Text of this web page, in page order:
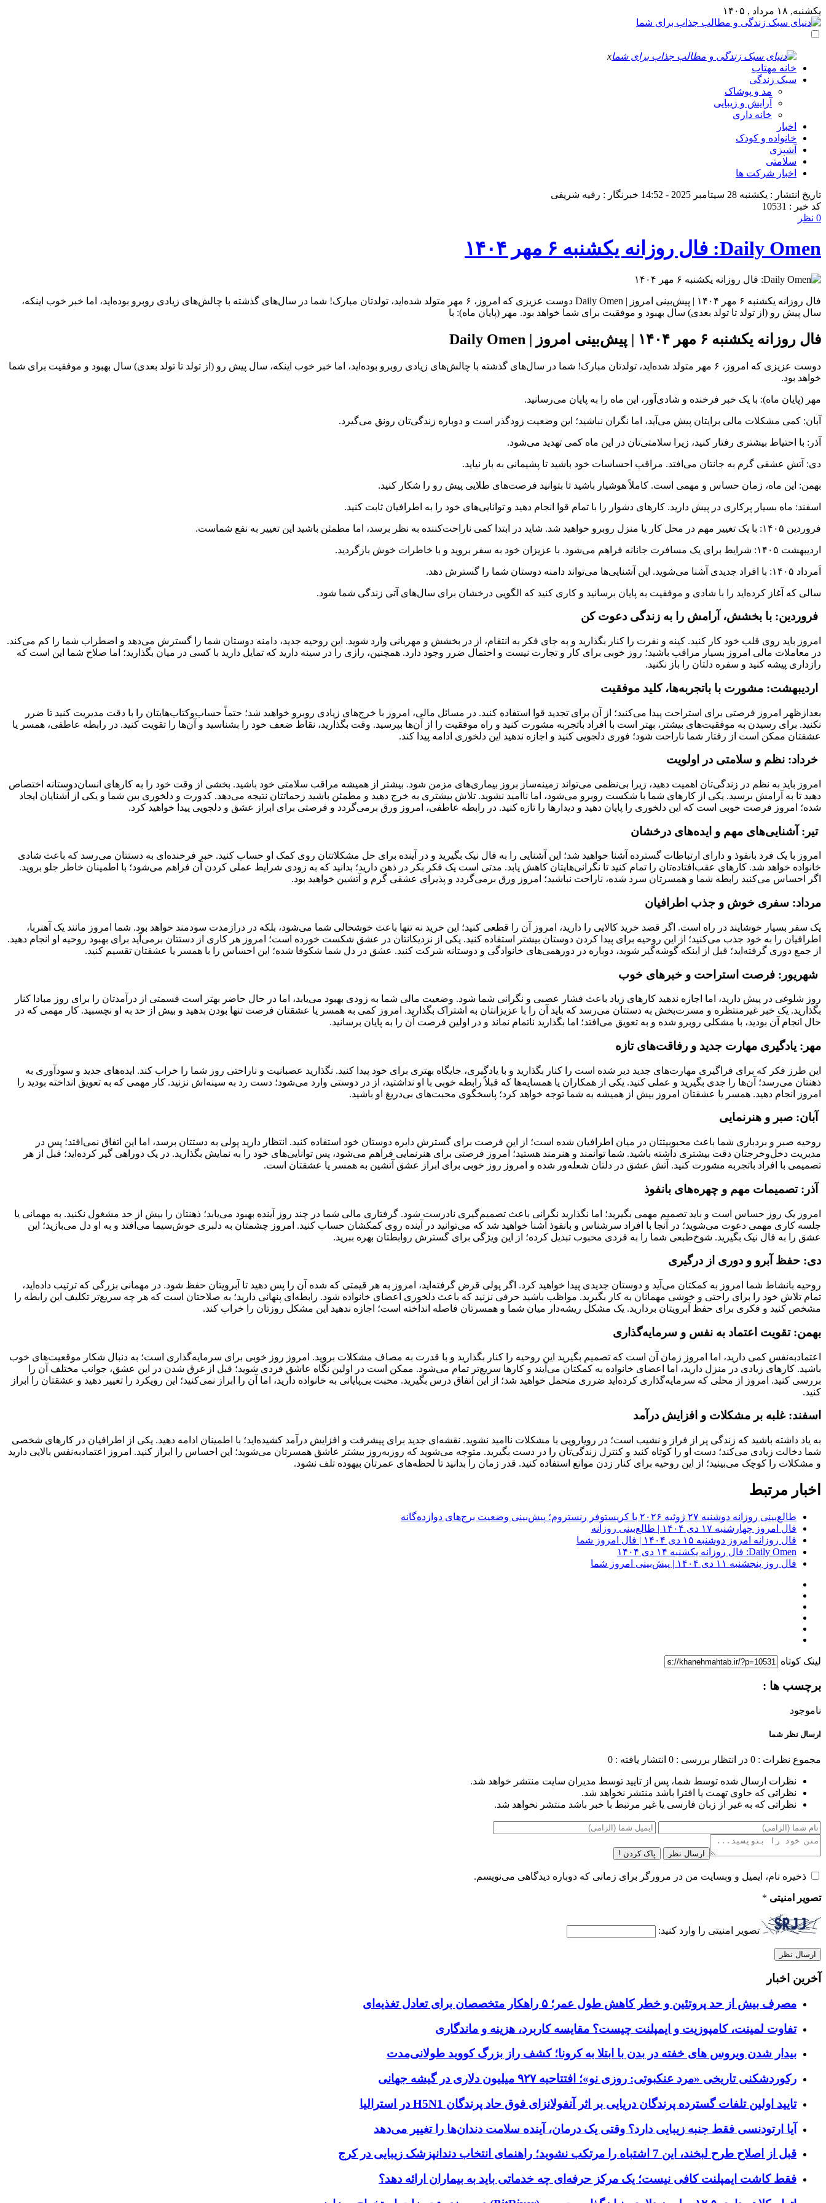
یکشنبه, ۱۸ مرداد , ۱۴۰۵
x
خانه مهتاب
سبک زندگی
مد و پوشاک
آرایش و زیبایی
خانه داری
اخبار
خانواده و کودک
آشپزی
سلامتی
اخبار شرکت ها
تاریخ انتشار : یکشنبه 28 سپتامبر 2025 - 14:52
خبرنگار : رقیه شریفی
کد خبر : 10531
0 نظر
Daily Omen: فال روزانه یکشنبه ۶ مهر ۱۴۰۴
فال روزانه یکشنبه ۶ مهر ۱۴۰۴ | پیش‌بینی امروز | Daily Omen دوست عزیزی که امروز، ۶ مهر متولد شده‌اید، تولدتان مبارک! شما در سال‌های گذشته با چالش‌های زیادی روبرو بوده‌اید، اما خبر خوب اینکه،
سال پیش رو (از تولد تا تولد بعدی) سال بهبود و موفقیت برای شما خواهد بود. مهر (پایان ماه): با
فال روزانه یکشنبه ۶ مهر ۱۴۰۴ | پیش‌بینی امروز | Daily Omen
دوست عزیزی که امروز، ۶ مهر متولد شده‌اید، تولدتان مبارک! شما در سال‌های گذشته با چالش‌های زیادی روبرو بوده‌اید، اما خبر خوب اینکه، سال پیش رو (از تولد تا تولد بعدی) سال بهبود و موفقیت برای شما
خواهد بود.
مهر (پایان ماه): با یک خبر فرخنده و شادی‌آور، این ماه را به پایان می‌رسانید.
آبان: کمی مشکلات مالی برایتان پیش می‌آید، اما نگران نباشید؛ این وضعیت زودگذر است و دوباره زندگی‌تان رونق می‌گیرد.
آذر: با احتیاط بیشتری رفتار کنید، زیرا سلامتی‌تان در این ماه کمی تهدید می‌شود.
دی: آتش عشقی گرم به جانتان می‌افتد. مراقب احساسات خود باشید تا پشیمانی به بار نیاید.
بهمن: این ماه، زمان حساس و مهمی است. کاملاً هوشیار باشید تا بتوانید فرصت‌های طلایی پیش رو را شکار کنید.
اسفند: ماه بسیار پرکاری در پیش دارید. کارهای دشوار را با تمام قوا انجام دهید و توانایی‌های خود را به اطرافیان ثابت کنید.
فروردین ۱۴۰۵: با یک تغییر مهم در محل کار یا منزل روبرو خواهید شد. شاید در ابتدا کمی ناراحت‌کننده به نظر برسد، اما مطمئن باشید این تغییر به نفع شماست.
اردیبهشت ۱۴۰۵: شرایط برای یک مسافرت جانانه فراهم می‌شود. با عزیزان خود به سفر بروید و با خاطرات خوش بازگردید.
اَمرداد ۱۴۰۵: با افراد جدیدی آشنا می‌شوید. این آشنایی‌ها می‌تواند دامنه دوستان شما را گسترش دهد.
سالی که آغاز کرده‌اید را با شادی و موفقیت به پایان برسانید و کاری کنید که الگویی درخشان برای سال‌های آتی زندگی شما شود.
فروردین: با بخشش، آرامش را به زندگی دعوت کن
امروز باید روی قلب خود کار کنید. کینه و نفرت را کنار بگذارید و به جای فکر به انتقام، از در بخشش و مهربانی وارد شوید. این روحیه جدید، دامنه دوستان شما را گسترش می‌دهد و اضطراب شما را کم می‌کند.
در معاملات مالی امروز بسیار مراقب باشید؛ روز خوبی برای کار و تجارت نیست و احتمال ضرر وجود دارد. همچنین، رازی را در سینه دارید که تمایل دارید با کسی در میان بگذارید؛ اما صلاح شما این است که
رازداری پیشه کنید و سفره دلتان را باز نکنید.
اردیبهشت: مشورت با باتجربه‌ها، کلید موفقیت
بعدازظهر امروز فرصتی برای استراحت پیدا می‌کنید؛ از آن برای تجدید قوا استفاده کنید. در مسائل مالی، امروز با خرج‌های زیادی روبرو خواهید شد؛ حتماً حساب‌وکتاب‌هایتان را با دقت مدیریت کنید تا ضرر
نکنید. برای رسیدن به موفقیت‌های بیشتر، بهتر است با افراد باتجربه مشورت کنید و راه موفقیت را از آن‌ها بپرسید. وقت بگذارید، نقاط ضعف خود را بشناسید و آن‌ها را تقویت کنید. در رابطه عاطفی، همسر یا
عشقتان ممکن است از رفتار شما ناراحت شود؛ فوری دلجویی کنید و اجازه ندهید این دلخوری ادامه پیدا کند.
خرداد: نظم و سلامتی در اولویت
امروز باید به نظم در زندگی‌تان اهمیت دهید، زیرا بی‌نظمی می‌تواند زمینه‌ساز بروز بیماری‌های مزمن شود. بیشتر از همیشه مراقب سلامتی خود باشید. بخشی از وقت خود را به کارهای انسان‌دوستانه اختصاص
دهید تا به آرامش برسید. یکی از کارهای شما با شکست روبرو می‌شود، اما ناامید نشوید. تلاش بیشتری به خرج دهید و مطمئن باشید زحماتتان نتیجه می‌دهد. کدورت و دلخوری بین شما و یکی از آشنایان ایجاد
شده؛ امروز فرصت خوبی است که این دلخوری را پایان دهید و دیدارها را تازه کنید. در رابطه عاطفی، امروز ورق برمی‌گردد و فرصتی برای ابراز عشق و دلجویی پیدا خواهید کرد.
تیر: آشنایی‌های مهم و ایده‌های درخشان
امروز با یک فرد بانفوذ و دارای ارتباطات گسترده آشنا خواهید شد؛ این آشنایی را به فال نیک بگیرید و در آینده برای حل مشکلاتتان روی کمک او حساب کنید. خبر فرخنده‌ای به دستتان می‌رسد که باعث شادی
خانواده خواهد شد. کارهای عقب‌افتاده‌تان را تمام کنید تا نگرانی‌هایتان کاهش یابد. مدتی است یک فکر بکر در ذهن دارید؛ بدانید که به زودی شرایط عملی کردن آن فراهم می‌شود؛ با اطمینان خاطر جلو بروید.
اگر احساس می‌کنید رابطه شما و همسرتان سرد شده، ناراحت نباشید؛ امروز ورق برمی‌گردد و پذیرای عشقی گرم و آتشین خواهید بود.
مرداد: سفری خوش و جذب اطرافیان
یک سفر بسیار خوشایند در راه است. اگر قصد خرید کالایی را دارید، امروز آن را قطعی کنید؛ این خرید نه تنها باعث خوشحالی شما می‌شود، بلکه در درازمدت سودمند خواهد بود. شما امروز مانند یک آهنربا،
اطرافیان را به خود جذب می‌کنید؛ از این روحیه برای پیدا کردن دوستان بیشتر استفاده کنید. یکی از نزدیکانتان در عشق شکست خورده است؛ امروز هر کاری از دستتان برمی‌آید برای بهبود روحیه او انجام دهید.
از جمع دوری گرفته‌اید؛ قبل از اینکه گوشه‌گیر شوید، دوباره در دورهمی‌های خانوادگی و دوستانه شرکت کنید. عشق در دل شما شکوفا شده؛ این احساس را با همسر یا عشقتان تقسیم کنید.
شهریور: فرصت استراحت و خبرهای خوب
روز شلوغی در پیش دارید، اما اجازه ندهید کارهای زیاد باعث فشار عصبی و نگرانی شما شود. وضعیت مالی شما به زودی بهبود می‌یابد، اما در حال حاضر بهتر است قسمتی از درآمدتان را برای روز مبادا کنار
بگذارید. یک خبر غیرمنتظره و مسرت‌بخش به دستتان می‌رسد که باید آن را با عزیزانتان به اشتراک بگذارید. امروز کمی به همسر یا عشقتان فرصت تنها بودن بدهید و بیش از حد به او نچسبید. کار مهمی که در
حال انجام آن بودید، با مشکلی روبرو شده و به تعویق می‌افتد؛ اما بگذارید ناتمام نماند و در اولین فرصت آن را به پایان برسانید.
مهر: یادگیری مهارت جدید و رفاقت‌های تازه
این طرز فکر که برای فراگیری مهارت‌های جدید دیر شده است را کنار بگذارید و با یادگیری، جایگاه بهتری برای خود پیدا کنید. نگذارید عصبانیت و ناراحتی روز شما را خراب کند. ایده‌های جدید و سودآوری به
ذهنتان می‌رسد؛ آن‌ها را جدی بگیرید و عملی کنید. یکی از همکاران یا همسایه‌ها که قبلاً رابطه خوبی با او نداشتید، از در دوستی وارد می‌شود؛ دست رد به سینه‌اش نزنید. کار مهمی که به تعویق انداخته بودید را
امروز انجام دهید. همسر یا عشقتان امروز بیش از همیشه به شما توجه خواهد کرد؛ پاسخگوی محبت‌های بی‌دریغ او باشید.
آبان: صبر و هنرنمایی
روحیه صبر و بردباری شما باعث محبوبیتتان در میان اطرافیان شده است؛ از این فرصت برای گسترش دایره دوستان خود استفاده کنید. انتظار دارید پولی به دستتان برسد، اما این اتفاق نمی‌افتد؛ پس در
مدیریت دخل‌وخرجتان دقت بیشتری داشته باشید. شما توانمند و هنرمند هستید؛ امروز فرصتی برای هنرنمایی فراهم می‌شود، پس توانایی‌های خود را به نمایش بگذارید. در یک دوراهی گیر کرده‌اید؛ قبل از هر
تصمیمی با افراد باتجربه مشورت کنید. آتش عشق در دلتان شعله‌ور شده و امروز روز خوبی برای ابراز عشق آتشین به همسر یا عشقتان است.
آذر: تصمیمات مهم و چهره‌های بانفوذ
امروز یک روز حساس است و باید تصمیم مهمی بگیرید؛ اما نگذارید نگرانی باعث تصمیم‌گیری نادرست شود. گرفتاری مالی شما در چند روز آینده بهبود می‌یابد؛ ذهنتان را بیش از حد مشغول نکنید. به مهمانی یا
جلسه کاری مهمی دعوت می‌شوید؛ در آنجا با افراد سرشناس و بانفوذ آشنا خواهید شد که می‌توانید در آینده روی کمکشان حساب کنید. امروز چشمتان به دلبری خوش‌سیما می‌افتد و به او دل می‌بازید؛ این
عشق را به فال نیک بگیرید. شوخ‌طبعی شما را به فردی محبوب تبدیل کرده؛ از این ویژگی برای گسترش روابطتان بهره ببرید.
دی: حفظ آبرو و دوری از درگیری
روحیه بانشاط شما امروز به کمکتان می‌آید و دوستان جدیدی پیدا خواهید کرد. اگر پولی قرض گرفته‌اید، امروز به هر قیمتی که شده آن را پس دهید تا آبرویتان حفظ شود. در مهمانی بزرگی که ترتیب داده‌اید،
تمام تلاش خود را برای راحتی و خوشی مهمانان به کار بگیرید. مواظب باشید حرفی نزنید که باعث دلخوری اعضای خانواده شود. رابطه‌ای پنهانی دارید؛ به صلاحتان است که هر چه سریع‌تر تکلیف این رابطه را
مشخص کنید و فکری برای حفظ آبرویتان بردارید. یک مشکل ریشه‌دار میان شما و همسرتان فاصله انداخته است؛ اجازه ندهید این مشکل روزتان را خراب کند.
بهمن: تقویت اعتماد به نفس و سرمایه‌گذاری
اعتمادبه‌نفس کمی دارید، اما امروز زمان آن است که تصمیم بگیرید این روحیه را کنار بگذارید و با قدرت به مصاف مشکلات بروید. امروز روز خوبی برای سرمایه‌گذاری است؛ به دنبال شکار موقعیت‌های خوب
باشید. کارهای زیادی در منزل دارید، اما اعضای خانواده به کمکتان می‌آیند و کارها سریع‌تر تمام می‌شود. ممکن است در اولین نگاه عاشق فردی شوید؛ قبل از غرق شدن در این عشق، جوانب مختلف آن را
بررسی کنید. امروز از محلی که سرمایه‌گذاری کرده‌اید ضرری متحمل خواهید شد؛ از این اتفاق درس بگیرید. محبت بی‌پایانی به خانواده دارید، اما آن را ابراز نمی‌کنید؛ این رویکرد را تغییر دهید و عشقتان را ابراز
کنید.
اسفند: غلبه بر مشکلات و افزایش درآمد
به یاد داشته باشید که زندگی پر از فراز و نشیب است؛ در رویارویی با مشکلات ناامید نشوید. نقشه‌ای جدید برای پیشرفت و افزایش درآمد کشیده‌اید؛ با اطمینان ادامه دهید. یکی از اطرافیان در کارهای شخصی
شما دخالت زیادی می‌کند؛ دست او را کوتاه کنید و کنترل زندگی‌تان را در دست بگیرید. متوجه می‌شوید که روزبه‌روز بیشتر عاشق همسرتان می‌شوید؛ این احساس را ابراز کنید. امروز اعتمادبه‌نفس بالایی دارید
و مشکلات را کوچک می‌بینید؛ از این روحیه برای کنار زدن موانع استفاده کنید. قدر زمان را بدانید تا لحظه‌های عمرتان بیهوده تلف نشود.
اخبار مرتبط
طالع‌بینی روزانه دوشنبه ۲۷ ژوئیه ۲۰۲۶ با کریستوفر رنستروم؛ پیش‌بینی وضعیت برج‌های دوازده‌گانه
فال امروز چهارشنبه ۱۷ دی ۱۴۰۴ | طالع‌بینی روزانه
فال روزانه امروز دوشنبه ۱۵ دی ۱۴۰۴ | فال امروز شما
Daily Omen: فال روزانه یکشنبه ۱۴ دی ۱۴۰۴
فال روز پنجشنبه ۱۱ دی ۱۴۰۴ | پیش‌بینی امروز شما
لینک کوتاه
برچسب ها :
ناموجود
ارسال نظر شما
مجموع نظرات : 0 در انتظار بررسی : 0 انتشار یافته : 0
نظرات ارسال شده توسط شما، پس از تایید توسط مدیران سایت منتشر خواهد شد.
نظراتی که حاوی تهمت یا افترا باشد منتشر نخواهد شد.
نظراتی که به غیر از زبان فارسی یا غیر مرتبط با خبر باشد منتشر نخواهد شد.
ارسال نظر پاک کردن !
ذخیره نام، ایمیل و وبسایت من در مرورگر برای زمانی که دوباره دیدگاهی می‌نویسم.
تصویر امنیتی *
تصویر امنیتی را وارد کنید:
آخرین اخبار
مصرف بیش از حد پروتئین و خطر کاهش طول عمر؛ ۵ راهکار متخصصان برای تعادل تغذیه‌ای
تفاوت لمینت، کامپوزیت و ایمپلنت چیست؟ مقایسه کاربرد، هزینه و ماندگاری
بیدار شدن ویروس‌ های خفته در بدن با ابتلا به کرونا؛ کشف راز بزرگ کووید طولانی‌مدت
رکوردشکنی تاریخی «مرد عنکبوتی: روزی نو»؛ افتتاحیه ۹۲۷ میلیون دلاری در گیشه جهانی
تایید اولین تلفات گسترده پرندگان دریایی بر اثر آنفولانزای فوق حاد پرندگان H5N1 در استرالیا
آیا ارتودنسی فقط جنبه زیبایی دارد؟ وقتی یک درمان، آینده سلامت دندان‌ها را تغییر می‌دهد
قبل از اصلاح طرح لبخند، این 7 اشتباه را مرتکب نشوید؛ راهنمای انتخاب دندانپزشک زیبایی در کرج
فقط کاشت ایمپلنت کافی نیست؛ یک مرکز حرفه‌ای چه خدماتی باید به بیماران ارائه دهد؟